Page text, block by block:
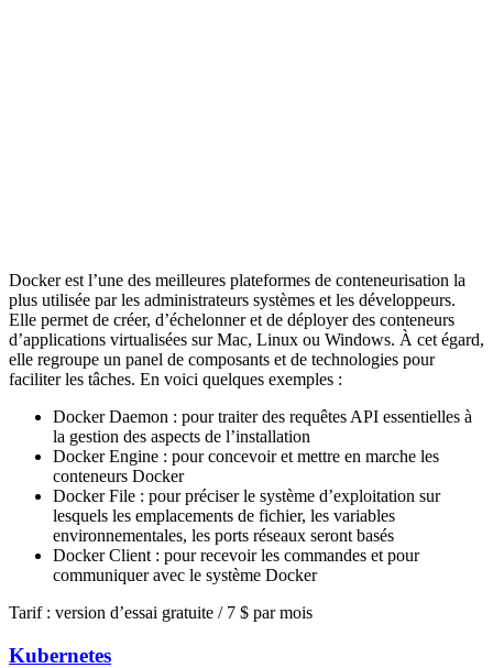
Docker est l’une des meilleures plateformes de conteneurisation la
plus utilisée par les administrateurs systèmes et les développeurs.
Elle permet de créer, d’échelonner et de déployer des conteneurs
d’applications virtualisées sur Mac, Linux ou Windows. À cet égard,
elle regroupe un panel de composants et de technologies pour
faciliter les tâches. En voici quelques exemples :
Docker Daemon : pour traiter des requêtes API essentielles à
la gestion des aspects de l’installation
Docker Engine : pour concevoir et mettre en marche les
conteneurs Docker
Docker File : pour préciser le système d’exploitation sur
lesquels les emplacements de fichier, les variables
environnementales, les ports réseaux seront basés
Docker Client : pour recevoir les commandes et pour
communiquer avec le système Docker
Tarif : version d’essai gratuite / 7 $ par mois
Kubernetes